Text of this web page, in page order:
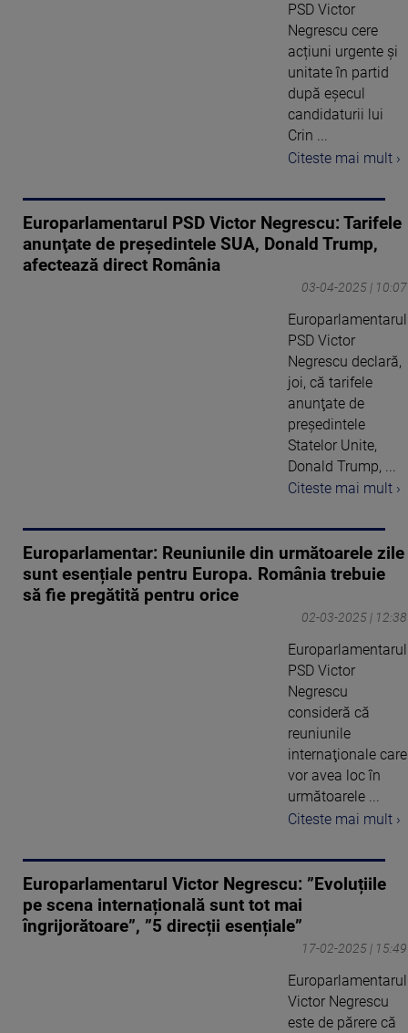
PSD Victor
Negrescu cere
acțiuni urgente și
unitate în partid
după eșecul
candidaturii lui
Crin ...
Citeste mai mult ›
Europarlamentarul PSD Victor Negrescu: Tarifele
anunţate de preşedintele SUA, Donald Trump,
afectează direct România
03-04-2025 | 10:07
Europarlamentarul
PSD Victor
Negrescu declară,
joi, că tarifele
anunţate de
preşedintele
Statelor Unite,
Donald Trump, ...
Citeste mai mult ›
Europarlamentar: Reuniunile din următoarele zile
sunt esențiale pentru Europa. România trebuie
să fie pregătită pentru orice
02-03-2025 | 12:38
Europarlamentarul
PSD Victor
Negrescu
consideră că
reuniunile
internaţionale care
vor avea loc în
următoarele ...
Citeste mai mult ›
Europarlamentarul Victor Negrescu: ”Evoluțiile
pe scena internațională sunt tot mai
îngrijorătoare”, ”5 direcții esențiale”
17-02-2025 | 15:49
Europarlamentarul
Victor Negrescu
este de părere că